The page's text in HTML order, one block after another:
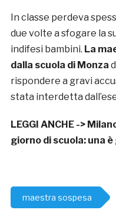
In classe perdeva
due volte a sfogare la
indifesi bambini. La
dalla scuola di Monza
rispondere a gravi
stata interdetta
LEGGI ANCHE ->
giorno di scuola: una
maestra sospesa